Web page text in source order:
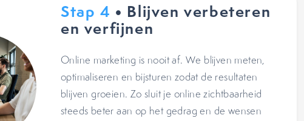
Stap 4 • Blijven verbeteren
en verfijnen
Online marketing is nooit af. We blijven meten,
optimaliseren en bijsturen zodat de resultaten
blijven groeien. Zo sluit je online zichtbaarheid
steeds beter aan op het gedrag en de wensen